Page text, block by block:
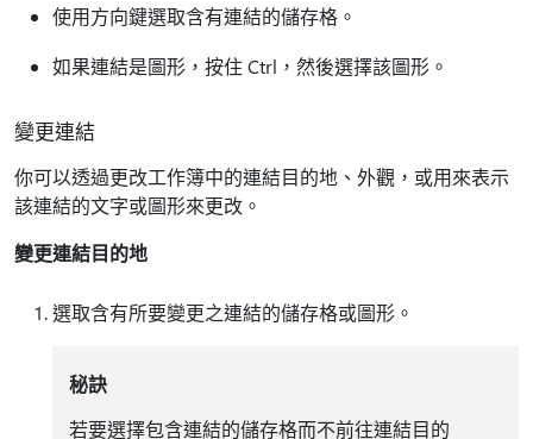
使用方向鍵選取含有連結的儲存格。
如果連結是圖形，按住 Ctrl，然後選擇該圖形。
變更連結
你可以透過更改工作簿中的連結目的地、外觀，或用來表示
該連結的文字或圖形來更改。
變更連結目的地
選取含有所要變更之連結的儲存格或圖形。
秘訣
若要選擇包含連結的儲存格而不前往連結目的